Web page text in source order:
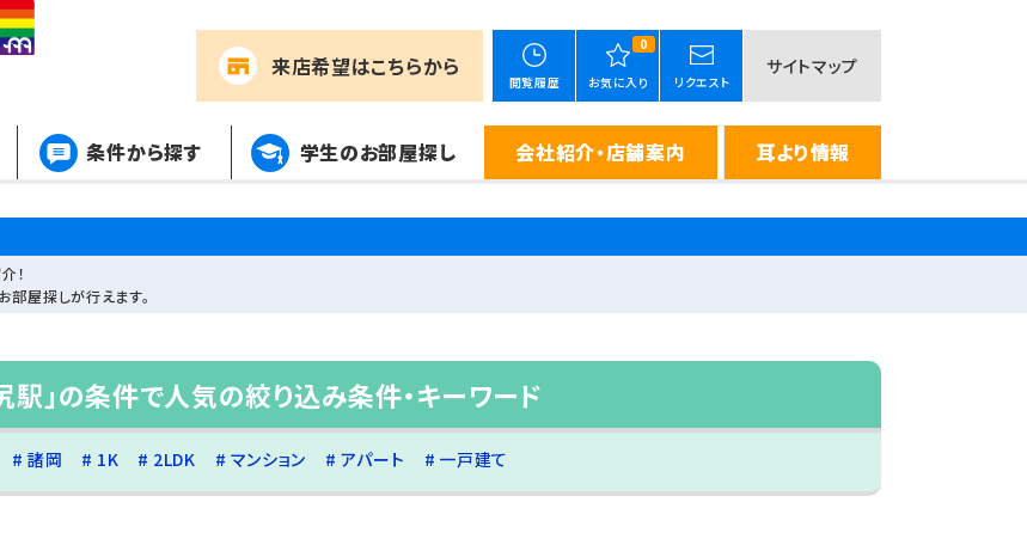
来店希望はこちらから
閲覧履歴
0
お気に入り リクエスト
サイトマップ
条件から探す 学生のお部屋探し 会社紹介・店舗案内 耳より情報
！
屋探しが行えます。
駅」の条件で人気の絞り込み条件・キーワード
諸岡 1K 2LDK マンション アパート 一戸建て